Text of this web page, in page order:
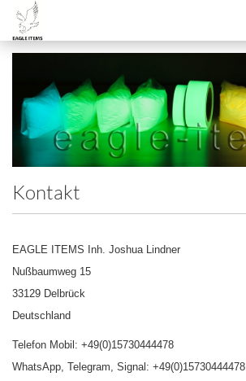
Kontakt
EAGLE ITEMS Inh. Joshua Lindner
Nußbaumweg 15
33129 Delbrück
Deutschland
Telefon Mobil: +49(0)15730444478
WhatsApp, Telegram, Signal: +49(0)15730444478